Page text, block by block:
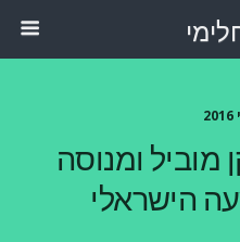
מוביל ומנוסה
הישראלי